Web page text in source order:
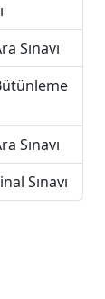
Sınavı
Sınavı
Sınavı